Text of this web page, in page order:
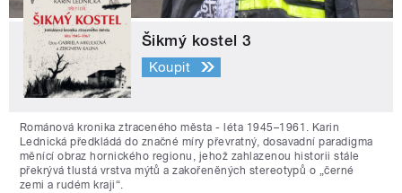
Šikmý kostel 3
Koupit
Románová kronika ztraceného města - léta 1945–1961. Karin
Lednická předkládá do značné míry převratný, dosavadní paradigma
měnící obraz hornického regionu, jehož zahlazenou historii stále
překrývá tlustá vrstva mýtů a zakořeněných stereotypů o „černé
zemi a rudém kraji“.